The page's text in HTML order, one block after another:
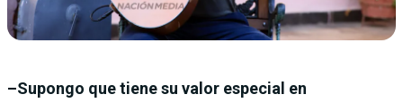
–Supongo que tiene su valor especial en